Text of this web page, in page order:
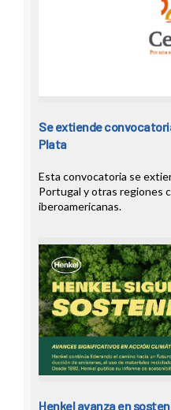
Se extiende
Plata
Esta convocatoria se
Portugal y otras regiones
iberoamericanas.
Henkel avanza en